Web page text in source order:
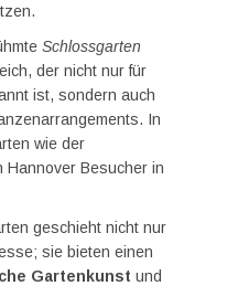
Schlossgarten
der nicht nur für
ist, sondern auch
In
wie der
Hannover Besucher in
geschieht nicht nur
sie bieten einen
Gartenkunst und